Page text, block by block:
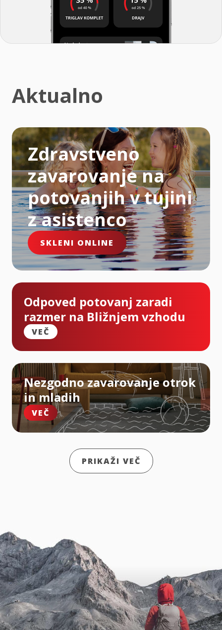
Aktualno
Zdravstveno
zavarovanje na
potovanjih v tujini
z asistenco
SKLENI ONLINE
Odpoved potovanj zaradi
razmer na Bližnjem vzhodu
VEČ
Nezgodno zavarovanje otrok
in mladih
VEČ
PRIKAŽI VEČ